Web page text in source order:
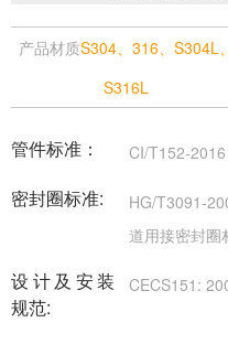
产品材质S304、316、S304L、
S316L
管件标准： CI/T152-2016
密封圈标准:
HG/T3091-
道用接密封圈
设计及安装
规范:
CECS151: